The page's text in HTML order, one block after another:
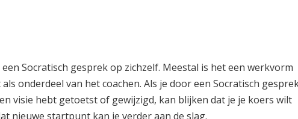
Socratisch gesprek op zichzelf. Meestal is het een werkvorm
onderdeel van het coachen. Als je door een Socratisch
visie hebt getoetst of gewijzigd, kan blijken dat je je koers wilt
nieuwe startpunt kan je verder aan de slag.